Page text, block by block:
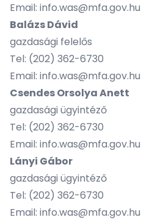
Email: info.was@mfa.gov.hu
Balázs Dávid
gazdasági felelős
Tel: (202) 362-6730
Email: info.was@mfa.gov.hu
Csendes Orsolya Anett
gazdasági ügyintéző
Tel: (202) 362-6730
Email: info.was@mfa.gov.hu
Lányi Gábor
gazdasági ügyintéző
Tel: (202) 362-6730
Email: info.was@mfa.gov.hu